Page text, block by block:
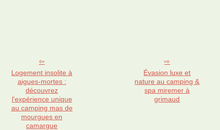
Logement insolite à
aigues-mortes :
découvrez
l'expérience unique
au camping mas de
mourgues en
camargue
Évasion luxe et
nature au camping &
spa miremer à
grimaud